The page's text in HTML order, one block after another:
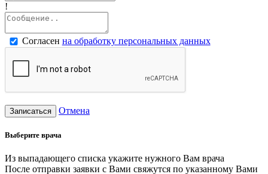
!
Согласен на обработку персональных данных
Записаться Отмена
Выберите врача
Из выпадающего списка укажите нужного Вам врача
После отправки заявки с Вами свяжутся по указанному Вами